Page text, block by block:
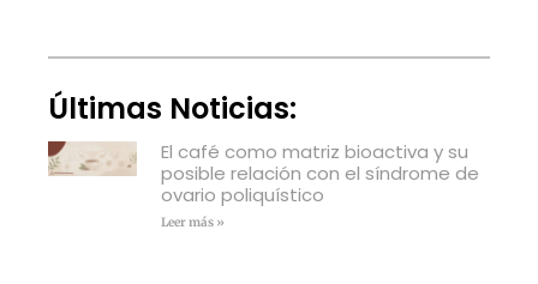
Últimas Noticias:
El café como matriz bioactiva y su
posible relación con el síndrome de
ovario poliquístico
Leer más »